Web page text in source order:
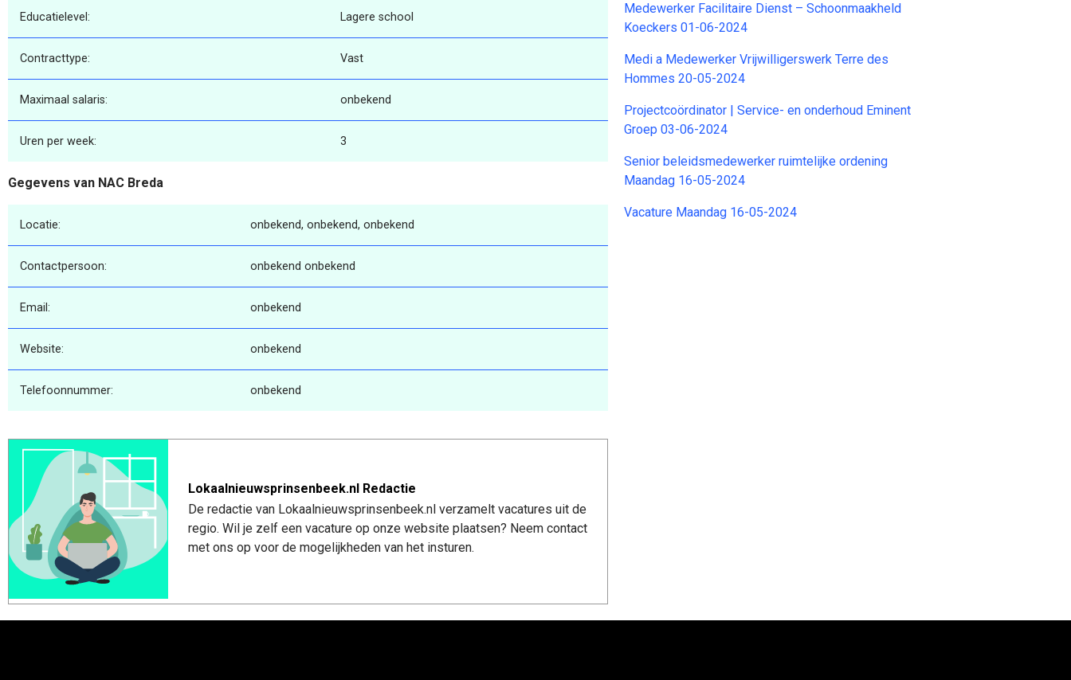
Educatielevel: Lagere school
Contracttype: Vast
Maximaal salaris: onbekend
Uren per week: 3
Gegevens van NAC Breda
Locatie: onbekend, onbekend, onbekend
Contactpersoon: onbekend onbekend
Email: onbekend
Website: onbekend
Telefoonnummer: onbekend
Lokaalnieuwsprinsenbeek.nl Redactie
De redactie van Lokaalnieuwsprinsenbeek.nl verzamelt vacatures uit de
regio. Wil je zelf een vacature op onze website plaatsen? Neem contact
met ons op voor de mogelijkheden van het insturen.
Medewerker Facilitaire Dienst – Schoonmaakheld
Koeckers 01-06-2024
Medi a Medewerker Vrijwilligerswerk Terre des
Hommes 20-05-2024
Projectcoördinator | Service- en onderhoud Eminent
Groep 03-06-2024
Senior beleidsmedewerker ruimtelijke ordening
Maandag 16-05-2024
Vacature Maandag 16-05-2024